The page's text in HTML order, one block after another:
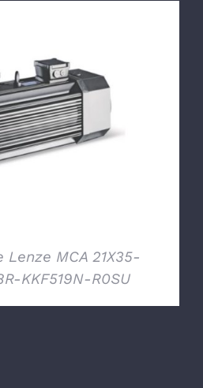
Lenze MCA 21X35-
KKF519N-R0SU